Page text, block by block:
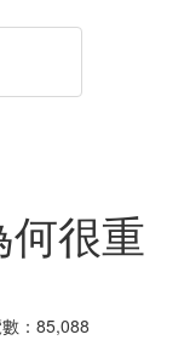
何很重
：85,088